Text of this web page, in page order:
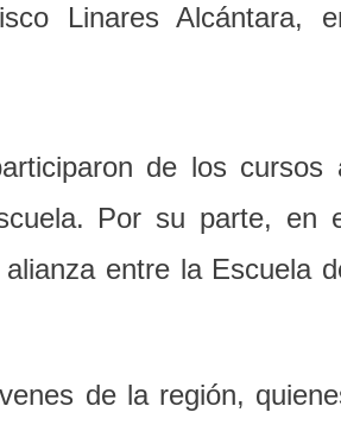
Linares Alcántara,
de los cursos
Por su parte, en
entre la Escuela
de la región,